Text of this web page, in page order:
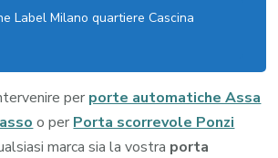
Label Milano quartiere Cascina
per porte automatiche Assa
o per Porta scorrevole Ponzi
marca sia la vostra porta